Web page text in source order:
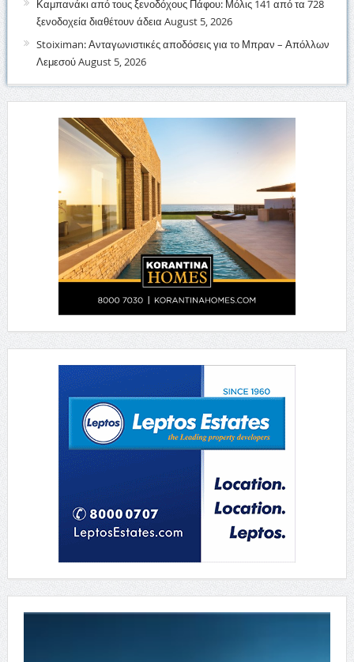
Καμπανάκι από τους ξενοδόχους Πάφου: Μόλις 141 από τα 728
ξενοδοχεία διαθέτουν άδεια August 5, 2026
Stoiximan: Ανταγωνιστικές αποδόσεις για το Μπραν – Απόλλων
ΛεμεσούAugust 5, 2026